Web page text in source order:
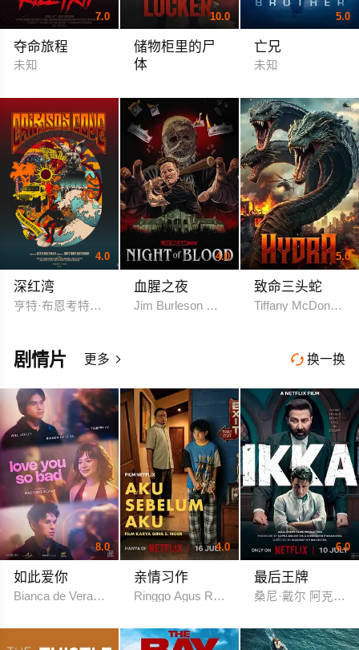
7.0
夺命旅程
未知
10.0
储物柜里的尸
体
5.0
亡兄
未知
4.0
深红湾
亨特·布恩考特尼·多伯切尔西·吉尔森
4.0
血腥之夜
Jim Burleson Mihira Estelle
5.0
致命三头蛇
Tiffany McDonald
 换一换
剧情片 更多 
8.0
如此爱你
Bianca de Vera 威尔·阿什利·德莱昂
4.0
亲情习作
Ringgo Agus Rahman Bima Sena
6.0
最后王牌
桑尼·戴尔 阿克夏